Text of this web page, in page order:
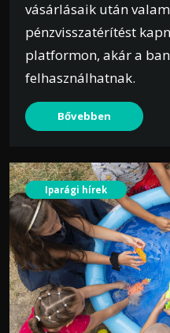
vásárlásaik után
pénzvisszatérítést
platformon, akár a
felhasználhatnak.
Bővebben
Iparági hírek